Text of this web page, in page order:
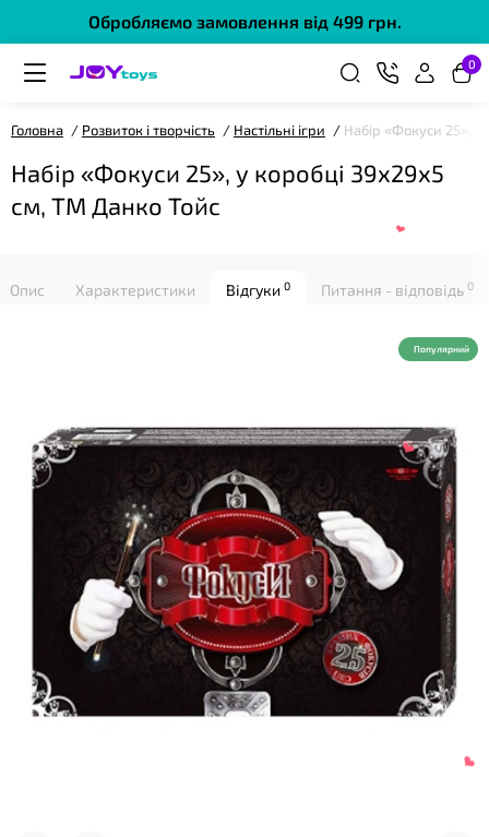
Обробляємо замовлення від 499 грн.
0
Головна Розвиток і творчість Настільні ігри Набір «Фокуси 25»,
Набір «Фокуси 25», у коробці 39х29х5
см, ТМ Данко Тойс
Опис Характеристики Відгуки 0 Питання - відповідь 0
Популярний
❤